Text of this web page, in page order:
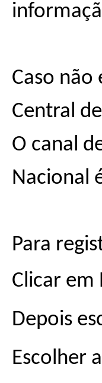
Caso
Central
O canal
Nacional
Para
Clicar em
Depois
Escolher